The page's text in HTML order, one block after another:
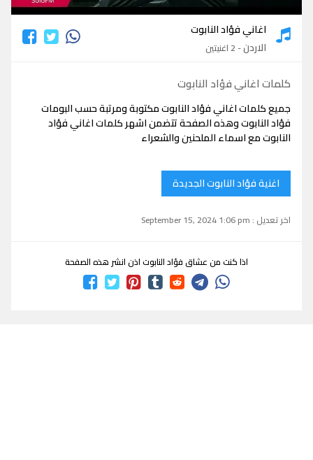
كلمات اغاني فؤاد النابوت
اغاني فؤاد النابوت
الاردن- 2 اغنيتين
كلمات اغاني فؤاد النابوت
جميع كلمات اغاني فؤاد النابوت مكتوبة ومرتبة حسب البومات
فؤاد النابوت وهذه الصفحة تتضمن اشهر كلمات اغاني فؤاد
النابوت مع اسماء الملحنين والشعراء
اغنية فؤاد النابوت الجديدة
اخر تعديل : September 15, 2024 1:06 pm
اذا كنت من عشاق فؤاد النابوت اذن انشر هذه الصفحة